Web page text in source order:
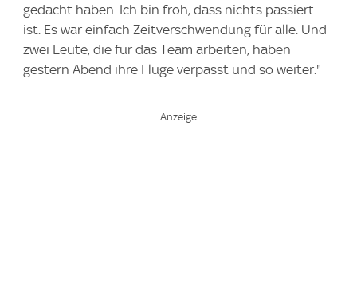
gedacht haben. Ich bin froh, dass nichts passiert
ist. Es war einfach Zeitverschwendung für alle. Und
zwei Leute, die für das Team arbeiten, haben
gestern Abend ihre Flüge verpasst und so weiter."